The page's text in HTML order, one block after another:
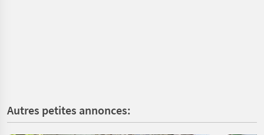
Autres petites annonces: